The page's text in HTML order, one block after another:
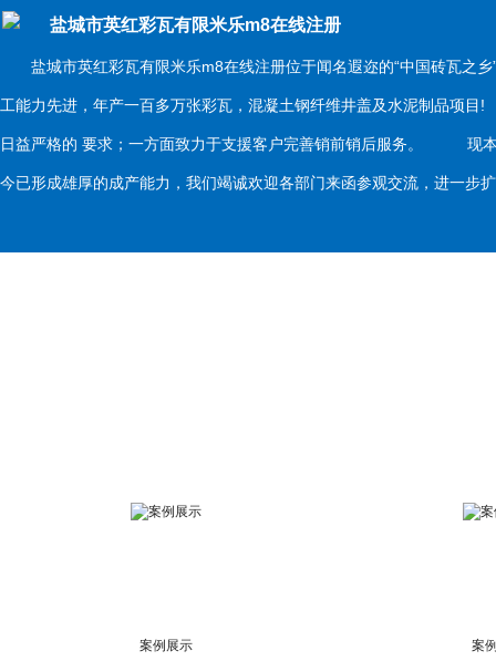
盐城市英红彩瓦有限米乐m8在线注册
盐城市英红彩瓦有限米乐m8在线注册位于闻名遐迩的“中国砖瓦之乡
工能力先进，年产一百多万张彩瓦，混凝土钢纤维井盖及水泥制品项
日益严格的 要求；一方面致力于支援客户完善销前销后服务。 现本
今已形成雄厚的成产能力，我们竭诚欢迎各部门来函参观交流，进一
案例展示 案